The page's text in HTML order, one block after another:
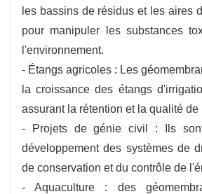
les bassins de résidus et les aires
pour manipuler les substances
l'environnement.
- Étangs agricoles : Les
la croissance des étangs
assurant la rétention et la qualité de
- Projets de génie civil : Ils
développement des systèmes de
de conservation et du contrôle de
- Aquaculture : des